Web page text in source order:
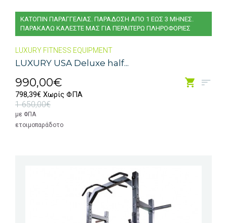
ΚΑΤΟΠΙΝ ΠΑΡΑΓΓΕΛΙΑΣ. ΠΑΡΑΔΟΣΗ ΑΠΟ 1 ΕΩΣ 3 ΜΗΝΕΣ.
ΠΑΡΑΚΑΛΩ ΚΑΛΕΣΤΕ ΜΑΣ ΓΙΑ ΠΕΡΑΙΤΕΡΩ ΠΛΗΡΟΦΟΡΙΕΣ
LUXURY FITNESS EQUIPMENT
LUXURY USA Deluxe half...
990,00€
798,39€ Χωρίς ΦΠΑ
1 650,00€
με ΦΠΑ
ετοιμοπαράδοτο